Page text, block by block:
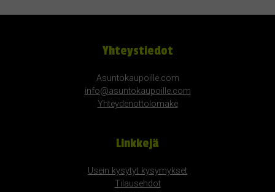
Yhteystiedot
Asuntokaupoille.com
info@asuntokaupoille.com
Yhteydenottolomake
Linkkejä
Usein kysytyt kysymykset
Tilausehdot